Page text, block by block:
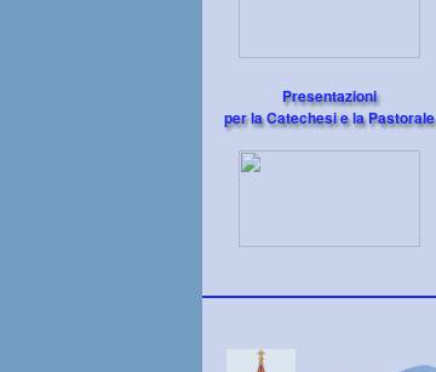
Presentazioni
per la Catechesi e la Pastorale